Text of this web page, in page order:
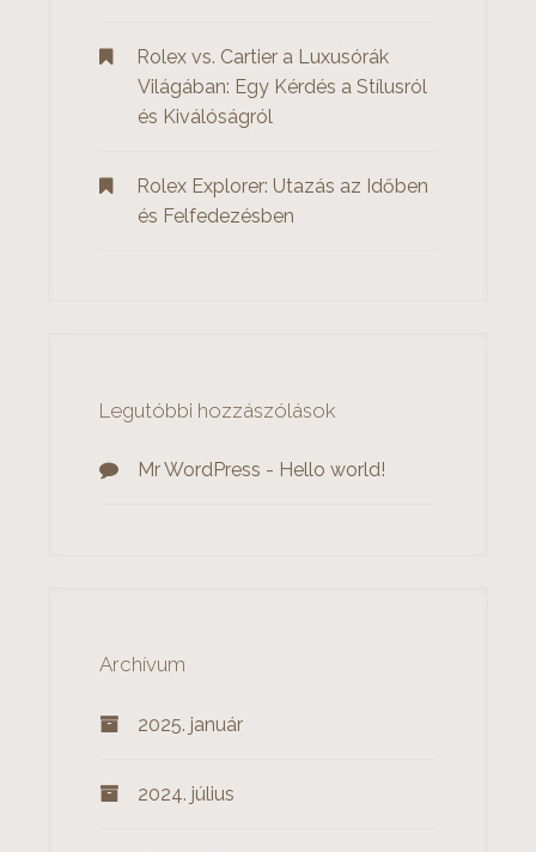
Rolex vs. Cartier a Luxusórák
Világában: Egy Kérdés a Stílusról
és Kiválóságról
Rolex Explorer: Utazás az Időben
és Felfedezésben
Legutóbbi hozzászólások
Mr WordPress - Hello world!
Archívum
2025. január
2024. július